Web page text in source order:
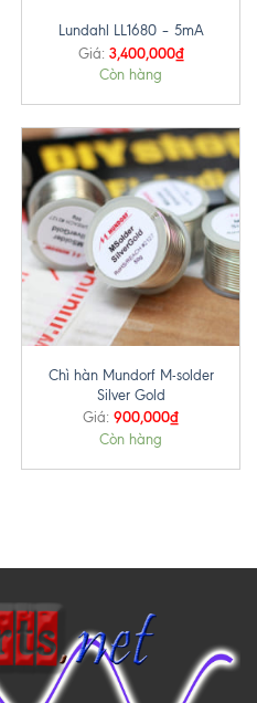
Lundahl LL1680 – 5mA
Giá: 3,400,000₫
Còn hàng
Chì hàn Mundorf M-solder
Silver Gold
Giá: 900,000₫
Còn hàng